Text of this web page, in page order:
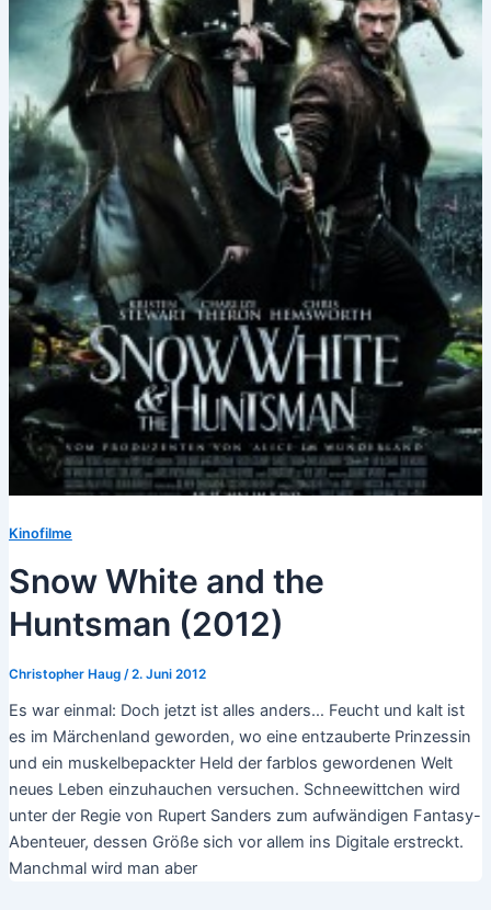
Kinofilme
Snow White and the
Huntsman (2012)
Christopher Haug /2. Juni 2012
Es war einmal: Doch jetzt ist alles anders… Feucht und kalt ist
es im Märchenland geworden, wo eine entzauberte Prinzessin
und ein muskelbepackter Held der farblos gewordenen Welt
neues Leben einzuhauchen versuchen. Schneewittchen wird
unter der Regie von Rupert Sanders zum aufwändigen Fantasy-
Abenteuer, dessen Größe sich vor allem ins Digitale erstreckt.
Manchmal wird man aber